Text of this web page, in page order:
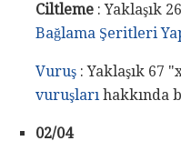
Ciltleme : Yaklaşık
Bağlama Şeritleri
Vuruş : Yaklaşık 67
vuruşları hakkında
02/04